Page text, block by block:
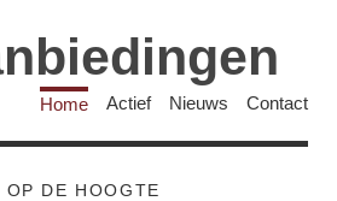
Home Actief Nieuws Contact
OP DE HOOGTE